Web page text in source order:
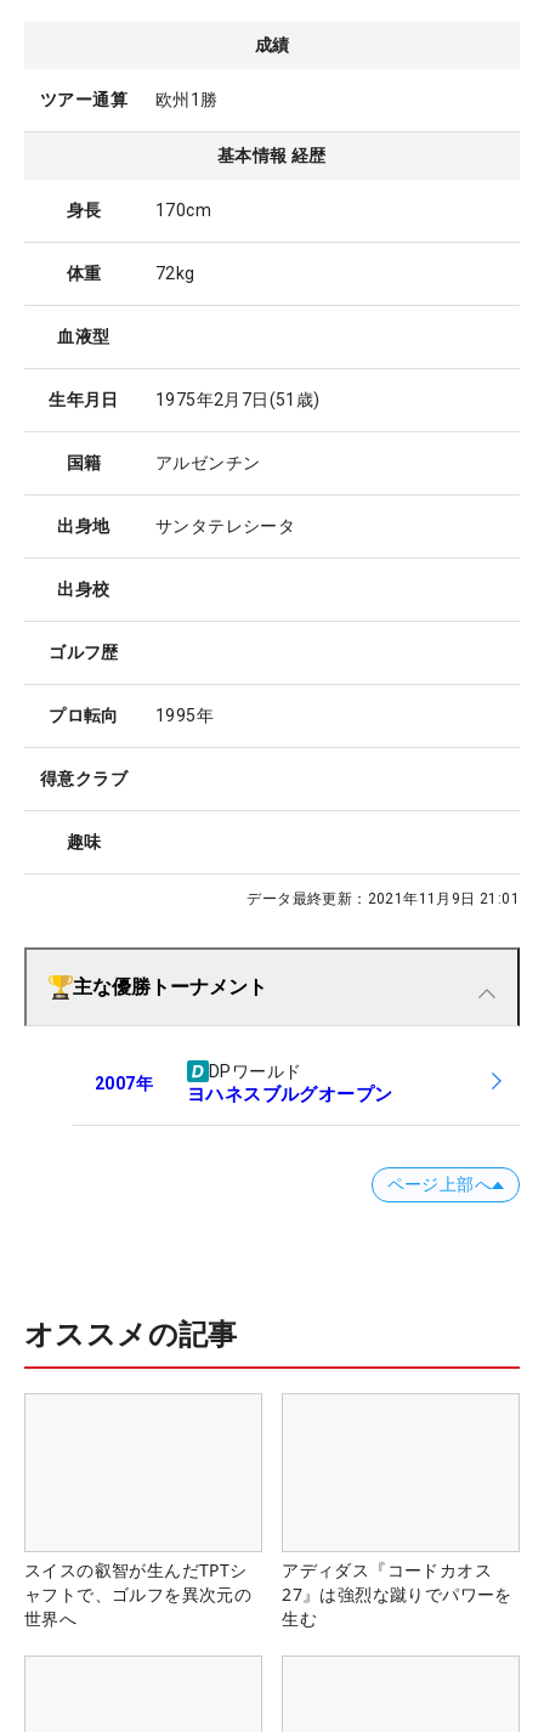
成績
ツアー通算 欧州1勝
基本情報 経歴
身長 170cm
体重 72kg
血液型
生年月日 1975年2月7日(51歳)
国籍 アルゼンチン
出身地 サンタテレシータ
出身校
ゴルフ歴
プロ転向 1995年
得意クラブ
趣味
データ最終更新： 2021年11月9日 21:01
主な優勝トーナメント
2007年
DPワールド
ヨハネスブルグオープン
ページ上部へ
オススメの記事
スイスの叡智が生んだTPTシ
ャフトで、ゴルフを異次元の
世界へ
アディダス『コードカオス
27』は強烈な蹴りでパワーを
生む